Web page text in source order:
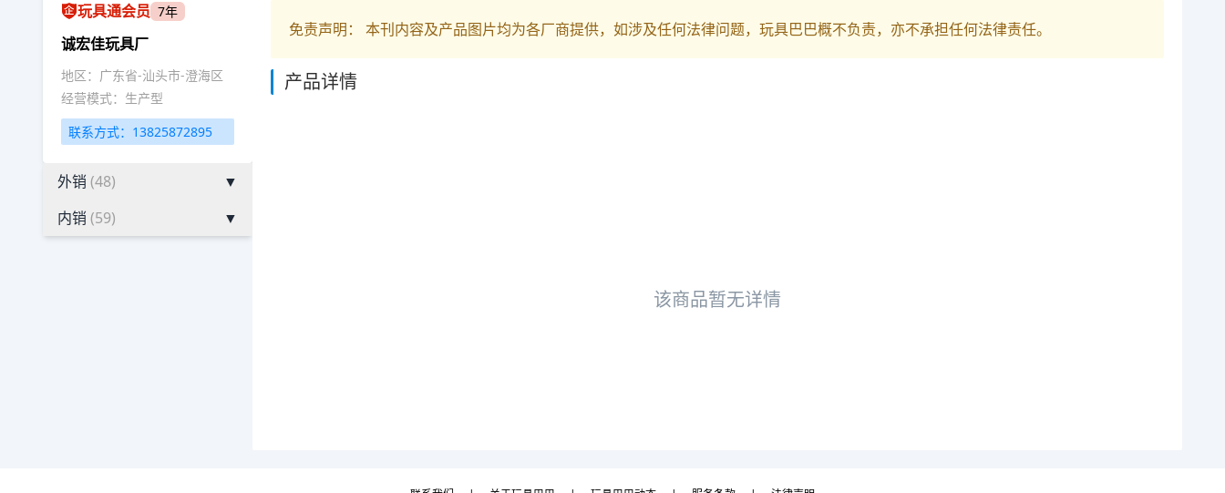
玩具通会员 7年
诚宏佳玩具厂
地区：广东省-汕头市-澄海区
经营模式：生产型
联系方式：13825872895
外销 (48)
▼
内销 (59) ▼
免责声明： 本刊内容及产品图片均为各厂商提供，如涉及任何法律问题，玩具巴巴概不负责，亦不承担任何法律责任。
产品详情
该商品暂无详情